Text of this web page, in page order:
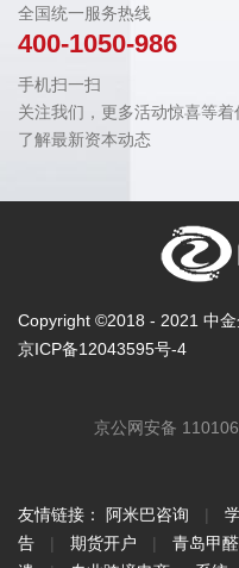
全国统一服务热线
400-1050-986
手机扫一扫
关注我们，更多活动惊喜等着
了解最新资本动态
Copyright ©2018 - 2021 中
京ICP备12043595号-4
京公网安备
友情链接： 阿米巴咨询 |
告
| 期货开户 | 青岛甲